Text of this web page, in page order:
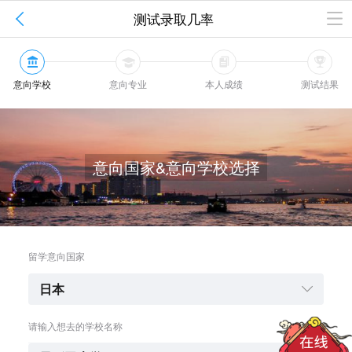
 测试录取几率

意向学校

意向专业

本人成绩

测试结果
意向国家&意向学校选择
留学意向国家
日本 
请输入想去的学校名称